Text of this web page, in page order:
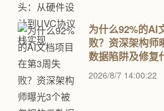
为什么92%的AI
败？资深架构师
数据陷阱及修复
2026/8/7 14:00:22